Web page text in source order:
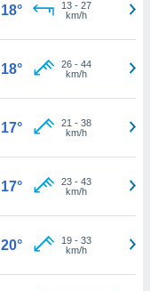
18° 13- 27
km/h
18° 26- 44
km/h
17° 21 - 38
km/h
17° 23- 43
km/h
20° 19- 33
km/h